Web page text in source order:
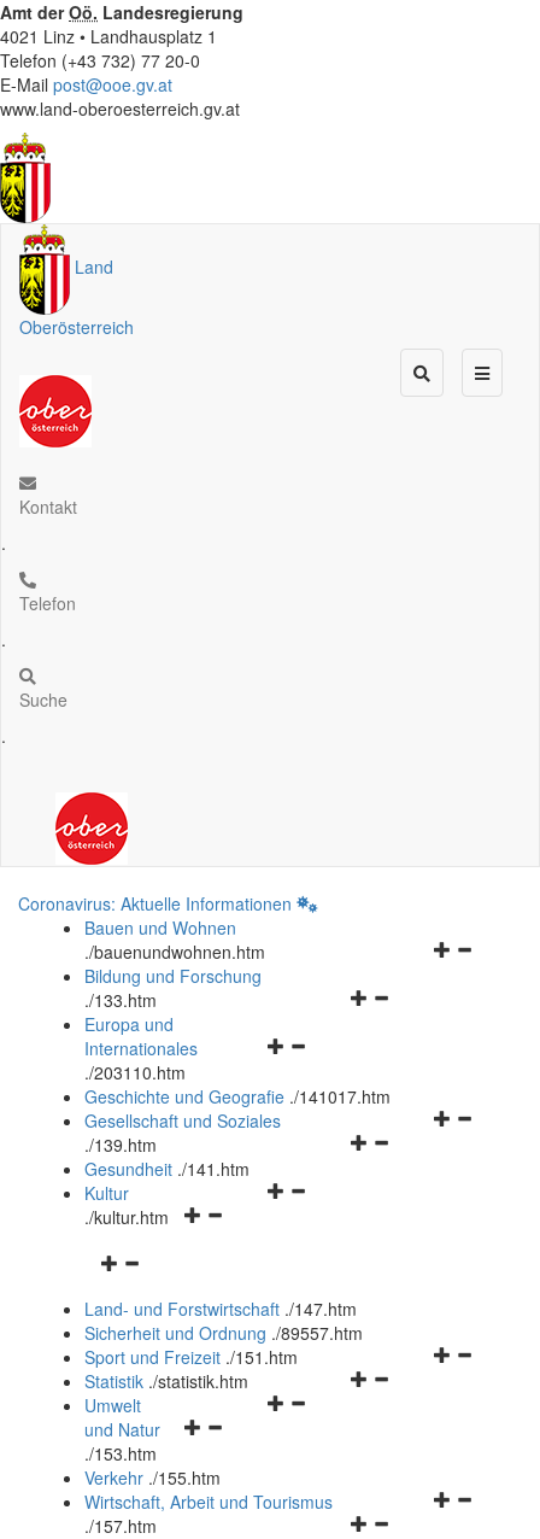
Amt derOö. Landesregierung
4021 Linz • Landhausplatz 1
Telefon (+43 732) 77 20-0
E-Mail post@ooe.gv.at
www.land-oberoesterreich.gv.at
Land
Oberösterreich
Kontakt
.
Telefon
.
Suche
.
Coronavirus: Aktuelle Informationen
Bauen und Wohnen
./bauenundwohnen.htm
Navigationsmenü
Bildung und Forschung
./133.htm
Navigationsmenü
und
schließen
Europa und
Internationales
./203110.htm
Geschichte und Geografie ./141017.htm
Navigationsmenü
Gesellschaft und Soziales
./139.htm
Navigationsmenü
Gesundheit ./141.htm
Navigationsmenü
Kultur
./kultur.htm
Navigationsmenü
und
schließen
Land- und Forstwirtschaft ./147.htm
Sicherheit und Ordnung ./89557.htm
Navigationsmenü
Sport und Freizeit ./151.htm
Navigationsmenü
Statistik ./statistik.htm
Navigationsmenü
und
schließen
Umwelt
und Natur
./153.htm
Verkehr ./155.htm
Navigationsmenü
Wirtschaft, Arbeit und Tourismus
./157.htm